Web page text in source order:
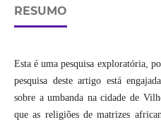
RESUMO
Esta é uma pesquisa exploratória,
pesquisa deste artigo está
sobre a umbanda na cidade de
que as religiões de matrizes